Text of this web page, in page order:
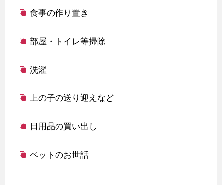
食事の作り置き
部屋・トイレ等掃除
洗濯
上の子の送り迎えなど
日用品の買い出し
ペットのお世話